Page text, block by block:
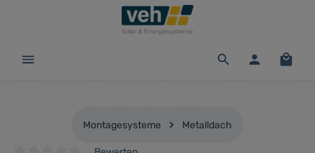
Montagesysteme Metalldach